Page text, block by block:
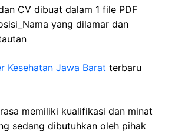
CV dibuat dalam 1 file PDF
yang dilamar dan
Kesehatan Jawa Barat terbaru
memiliki kualifikasi dan minat
sedang dibutuhkan oleh pihak